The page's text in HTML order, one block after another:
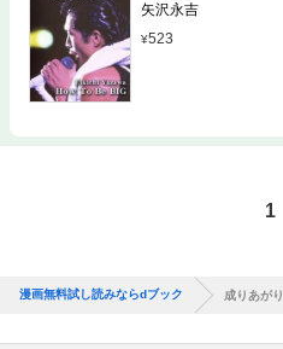
矢沢永吉
523
1
漫画無料試し読みならdブック 成りあがり